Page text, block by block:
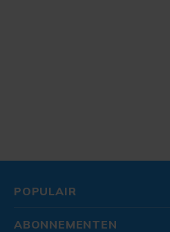
POPULAIR
ABONNEMENTEN